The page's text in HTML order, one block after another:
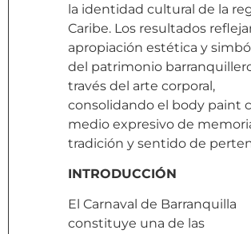
la identidad cultural de la
Caribe. Los resultados
apropiación estética y
del patrimonio
través del arte corporal,
consolidando el body paint
medio expresivo de
tradición y sentido de
INTRODUCCIÓN
El Carnaval de Barranquilla
constituye una de las